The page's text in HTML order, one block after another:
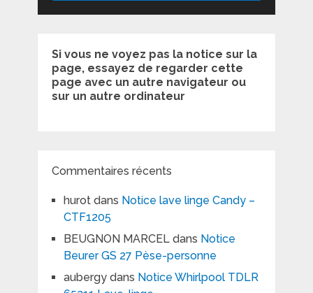
Si vous ne voyez pas la notice sur la
page, essayez de regarder cette
page avec un autre navigateur ou
sur un autre ordinateur
Commentaires récents
hurotdans Notice lave linge Candy –
CTF1205
BEUGNON MARCELdans Notice
Beurer GS 27 Pèse-personne
aubergydans Notice Whirlpool TDLR